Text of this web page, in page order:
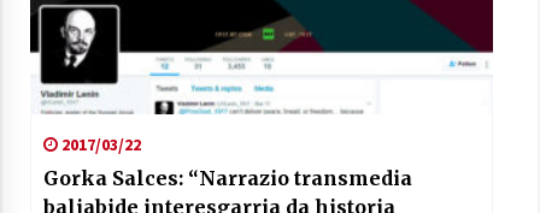
2017/03/22
Gorka Salces: “Narrazio transmedia
baliabide interesgarria da historia